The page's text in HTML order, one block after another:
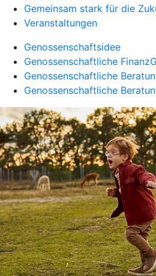
Gemeinsam stark für die
Veranstaltungen
Genossenschaftsidee
Genossenschaftliche
Genossenschaftliche
Genossenschaftliche